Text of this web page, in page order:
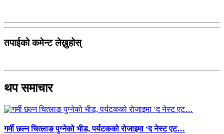
तपाईको कमेन्ट लेख्नुहोस्
थप समाचार
गर्मी छल्न चित्लाङ पुग्नेको भीड, पर्यटकको रोजाइमा ‘द नेस्ट एट…